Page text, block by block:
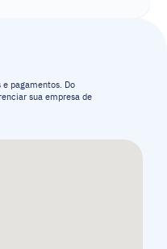
pagamentos. Do
sua empresa de